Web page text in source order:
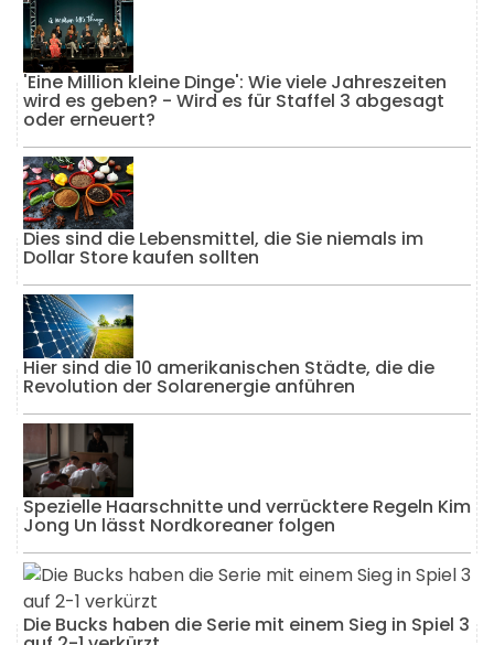
'Eine Million kleine Dinge': Wie viele Jahreszeiten
wird es geben? - Wird es für Staffel 3 abgesagt
oder erneuert?
Dies sind die Lebensmittel, die Sie niemals im
Dollar Store kaufen sollten
Hier sind die 10 amerikanischen Städte, die die
Revolution der Solarenergie anführen
Spezielle Haarschnitte und verrücktere Regeln Kim
Jong Un lässt Nordkoreaner folgen
Die Bucks haben die Serie mit einem Sieg in Spiel 3